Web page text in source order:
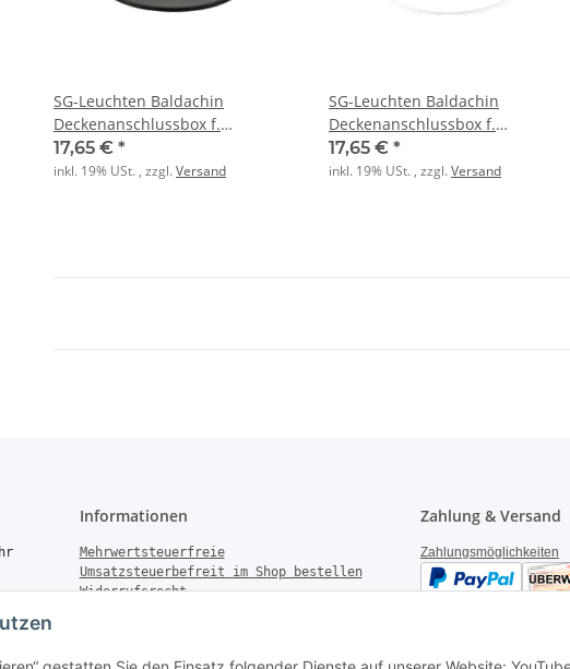
SG-Leuchten Baldachin
Deckenanschlussbox f.
Pendelleuchte sw
17,65 € *
inkl. 19% USt. , zzgl.Versand
SG-Leuchten Baldachin
Deckenanschlussbox f.
Pendelleuchte weiß
17,65 € *
inkl. 19% USt. , zzgl.Versand
Informationen
Mehrwertsteuerfreie
Umsatzsteuerbefreit im Shop bestellen
Widerrufsrecht
Zahlung & Versand
Zahlungsmöglichkeiten